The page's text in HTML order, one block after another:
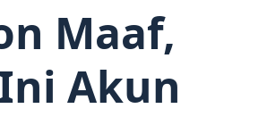
Maaf,
Akun